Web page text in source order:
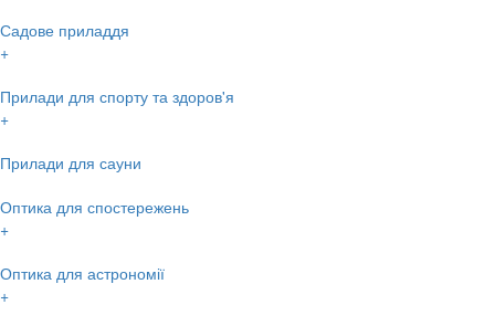
Садове приладдя
+
Прилади для спорту та здоров'я
+
Прилади для сауни
Оптика для спостережень
+
Оптика для астрономії
+